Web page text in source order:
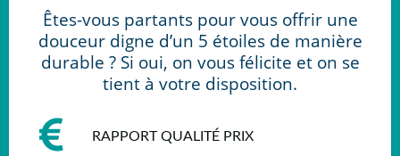
Êtes-vous partants pour vous offrir une
douceur digne d’un 5 étoiles de manière
durable ? Si oui, on vous félicite et on se
tient à votre disposition.
RAPPORT QUALITÉ PRIX